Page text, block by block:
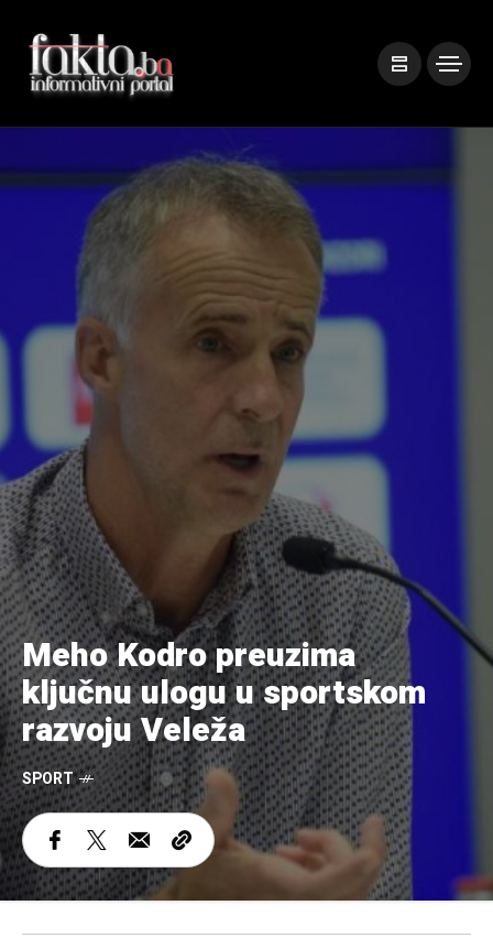
Meho Kodro preuzima
ključnu ulogu u sportskom
razvoju Veleža
SPORT